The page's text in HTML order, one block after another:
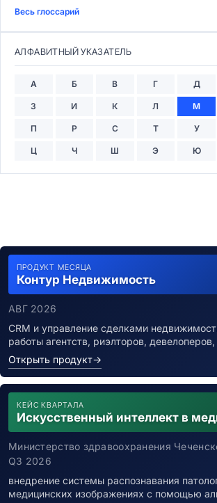
Весь глоссарий
АЛФАВИТНЫЙ УКАЗАТЕЛЬ
А Б В Г Д
З И К Л М
П Р С Т У
Ц Ч Ш Э Ю
ПРОДУКТ МЕСЯЦА
Контур Недвижимость
АВГ 2026
CRM и управление сделками
работы агентств, риэлторов,
Открыть продукт→
КЕЙС КВАРТАЛА
Искусственный интеллект в
Министерство здравоохранения
Q3 2026
внедрение системы распознавания
медицинских изображениях с помощью